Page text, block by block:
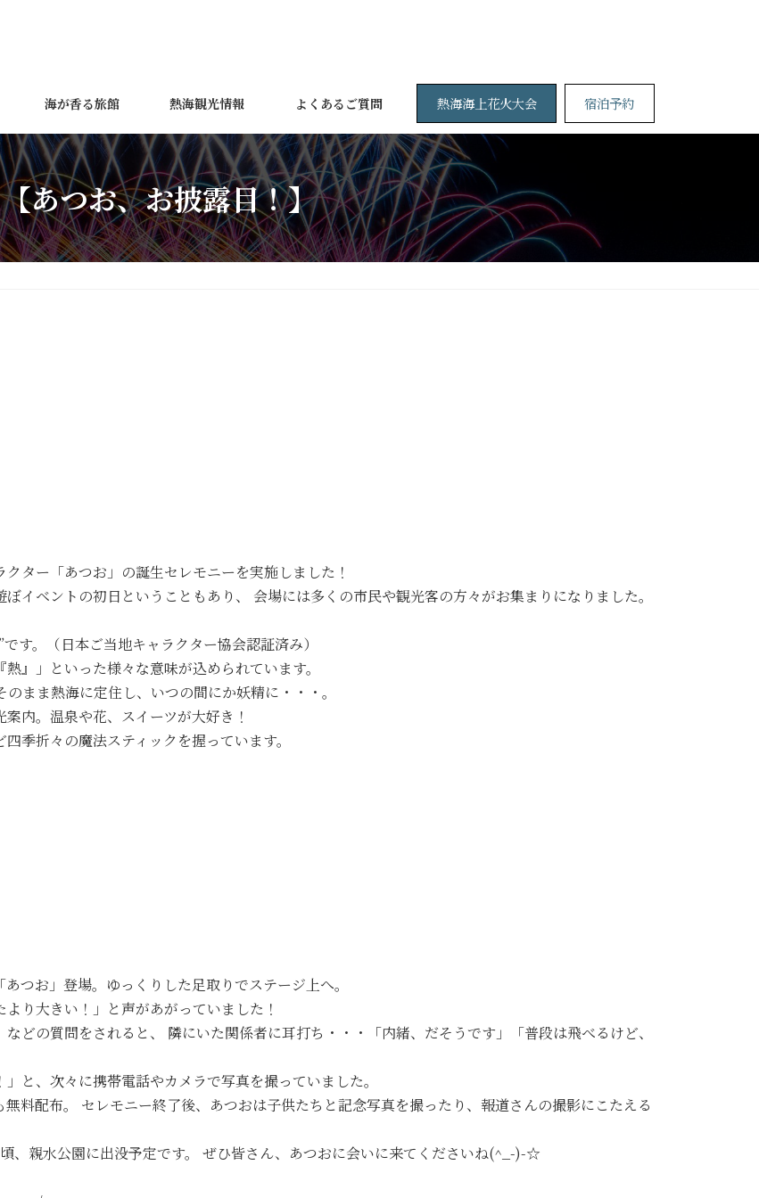
海が香る旅館 熱海観光情報 よくあるご質問 熱海海上花火大会 宿泊予約
【あつお、お披露目！】
ター「あつお」の誕生セレモニーを実施しました！
イベントの初日ということもあり、 会場には多くの市民や観光客の方々がお集まりになりました。
す。（日本ご当地キャラクター協会認証済み）
』」といった様々な意味が込められています。
まま熱海に定住し、いつの間にか妖精に・・・。
内。温泉や花、スイーツが大好き！
季折々の魔法スティックを握っています。
つお」登場。ゆっくりした足取りでステージ上へ。
り大きい！」と声があがっていました！
どの質問をされると、 隣にいた関係者に耳打ち・・・「内緒、だそうです」「普段は飛べるけど、
と、次々に携帯電話やカメラで写真を撮っていました。
料配布。 セレモニー終了後、あつおは子供たちと記念写真を撮ったり、報道さんの撮影にこたえる
、親水公園に出没予定です。 ぜひ皆さん、あつおに会いに来てくださいね(^_-)-☆